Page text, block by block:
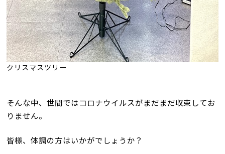
クリスマスツリー
そんな中、世間ではコロナウイルスがまだまだ収束してお
りません。
皆様、体調の方はいかがでしょうか？